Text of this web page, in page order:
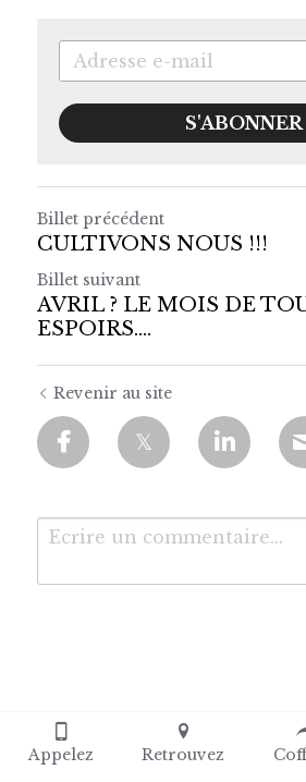
S'ABONNER
Billet précédent
CULTIVONS NOUS !!!
Billet suivant
AVRIL ? LE MOIS DE
ESPOIRS….
Revenir au site
Soumettre
Appelez Retrouvez